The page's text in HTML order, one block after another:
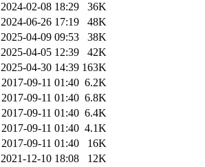
2024-02-08 18:29
36K
2024-06-26 17:19
48K
2025-04-09 09:53
38K
2025-04-05 12:39
42K
2025-04-30 14:39 163K
2017-09-11 01:40 6.2K
2017-09-11 01:40 6.8K
2017-09-11 01:40 6.4K
2017-09-11 01:40 4.1K
2017-09-11 01:40
16K
2021-12-10 18:08
12K